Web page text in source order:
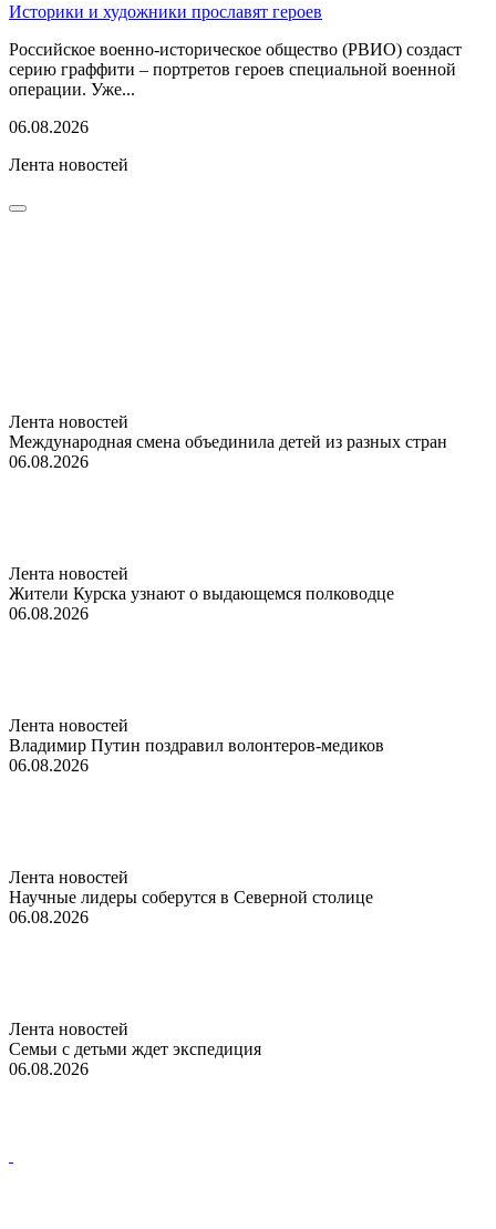
Историки и художники прославят героев
Российское военно-историческое общество (РВИО) создаст
серию граффити – портретов героев специальной военной
операции. Уже...
06.08.2026
Лента новостей
Лента новостей
Международная смена объединила детей из разных стран
06.08.2026
Лента новостей
Жители Курска узнают о выдающемся полководце
06.08.2026
Лента новостей
Владимир Путин поздравил волонтеров-медиков
06.08.2026
Лента новостей
Научные лидеры соберутся в Северной столице
06.08.2026
Лента новостей
Семьи с детьми ждет экспедиция
06.08.2026